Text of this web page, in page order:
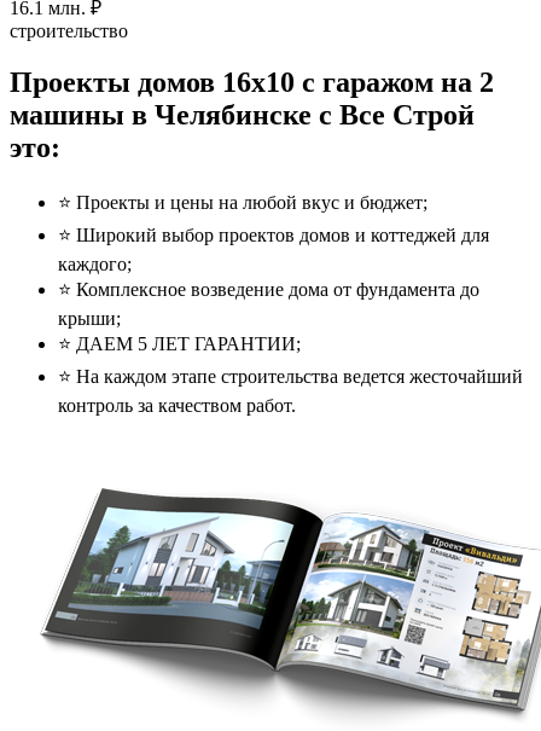
16.1 млн. ₽
строительство
Проекты домов 16x10 с гаражом на 2
машины в Челябинске с Все Строй
это:
⭐️ Проекты и цены на любой вкус и бюджет;
⭐️ Широкий выбор проектов домов и коттеджей для
каждого;
⭐️ Комплексное возведение дома от фундамента до
крыши;
⭐️ ДАЕМ 5 ЛЕТ ГАРАНТИИ;
⭐️ На каждом этапе строительства ведется жесточайший
контроль за качеством работ.